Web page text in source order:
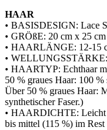
HAAR
• BASISDESIGN: Lace
• GRÖßE: 20 cm x 25 cm
• HAARLÄNGE: 12-15
•
• HAARTYP: Echthaar
50 % graues Haar: 100 %
Über 50 % graues Haar:
synthetischer Faser.)
• HAARDICHTE: Leicht
bis mittel (115 %) im Rest